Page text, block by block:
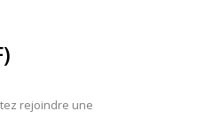
rejoindre une